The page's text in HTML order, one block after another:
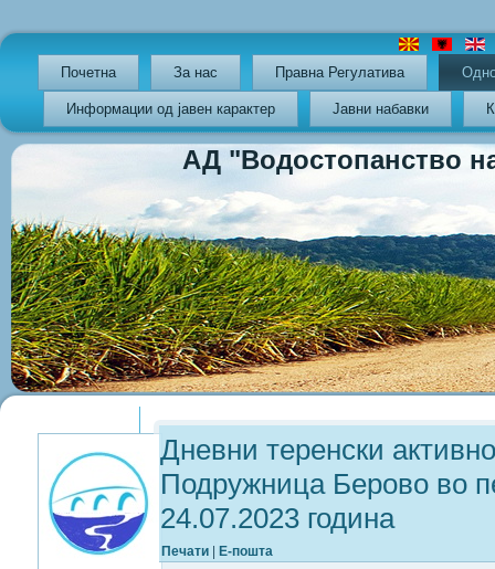
Почетна За нас Правна Регулатива
Информации од јавен карактер Јавни набавки
АД "Водостопанство на
Дневни теренски
Подружница Берово во
24.07.2023 година
Печати Е-пошта